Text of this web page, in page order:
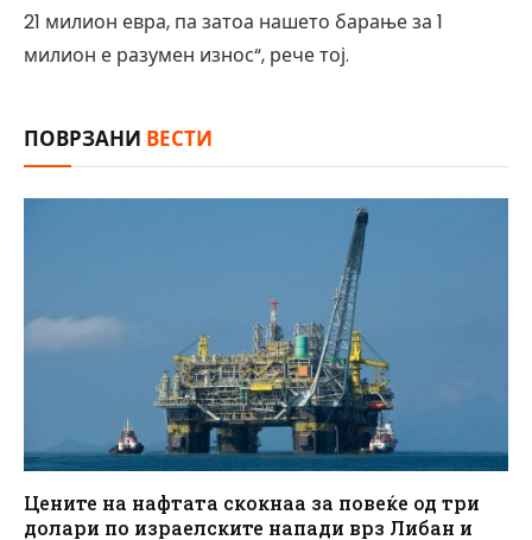
21 милион евра, па затоа нашето барање за 1
милион е разумен износ“, рече тој.
ПОВРЗАНИ ВЕСТИ
Цените на нафтата скокнаа за повеќе од три
долари по израелските напади врз Либан и